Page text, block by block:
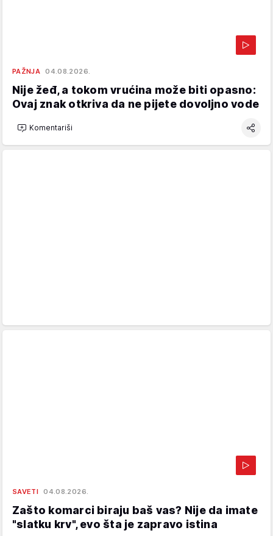
PAŽNJA 04.08.2026.
Nije žeđ, a tokom vrućina može biti opasno:
Ovaj znak otkriva da ne pijete dovoljno vode
Komentariši
SAVETI 04.08.2026.
Zašto komarci biraju baš vas? Nije da imate
"slatku krv", evo šta je zapravo istina